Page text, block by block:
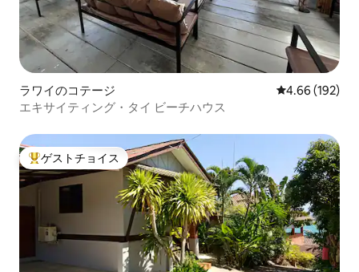
ラワイのコテージ レビュー192
4.66 (192)
エキサイティング・タイ ビーチハウス
大好評のゲストチョイスです。
ゲストチョイス